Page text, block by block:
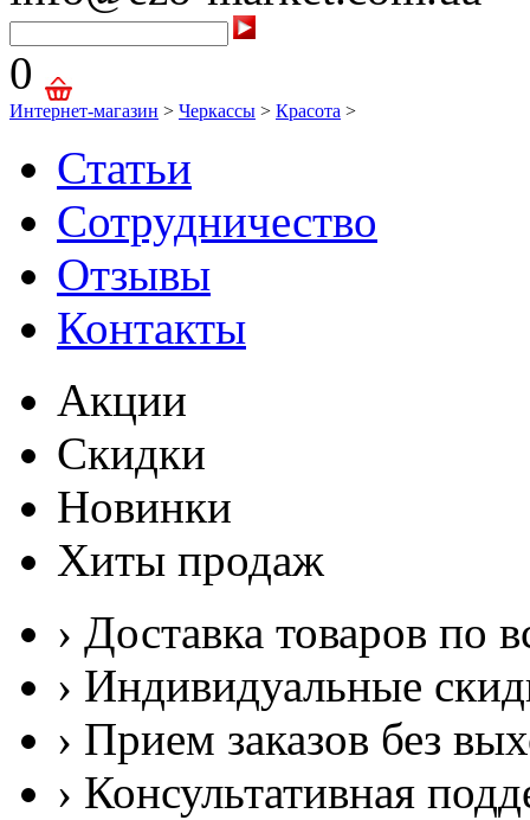
0
Интернет-магазин > Черкассы > Красота >
Статьи
Сотрудничество
Отзывы
Контакты
Акции
Скидки
Новинки
Хиты продаж
› Доставка товаров по
› Индивидуальные
› Прием заказов без
› Консультативная